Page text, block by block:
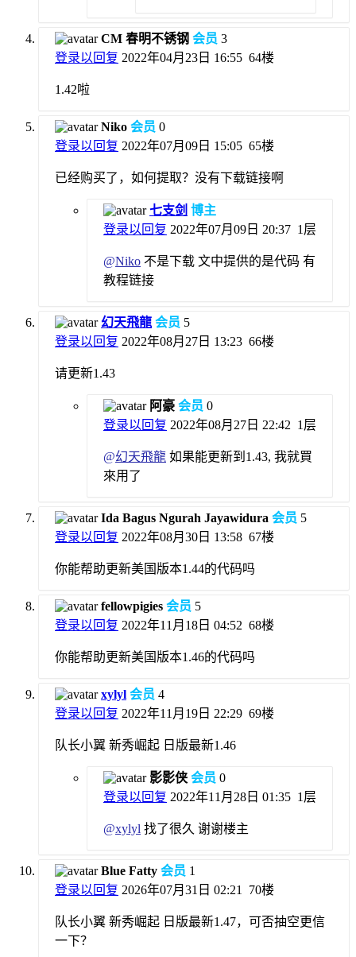
CM 春明不锈钢 会员 3
登录以回复 2022年04月23日 16:55 64楼
1.42啦
Niko 会员 0
登录以回复 2022年07月09日 15:05 65楼
已经购买了，如何提取？没有下载链接啊
七支剑 博主
登录以回复 2022年07月09日 20:37 1层
@Niko 不是下载 文中提供的是代码 有
教程链接
幻天飛龍 会员 5
登录以回复 2022年08月27日 13:23 66楼
请更新1.43
阿豪 会员 0
登录以回复 2022年08月27日 22:42 1层
@幻天飛龍 如果能更新到1.43, 我就買
來用了
Ida Bagus Ngurah Jayawidura 会员 5
登录以回复 2022年08月30日 13:58 67楼
你能帮助更新美国版本1.44的代码吗
fellowpigies 会员 5
登录以回复 2022年11月18日 04:52 68楼
你能帮助更新美国版本1.46的代码吗
xylyl 会员 4
登录以回复 2022年11月19日 22:29 69楼
队长小翼 新秀崛起 日版最新1.46
影影侠 会员 0
登录以回复 2022年11月28日 01:35 1层
@xylyl 找了很久 谢谢楼主
Blue Fatty 会员 1
登录以回复 2026年07月31日 02:21 70楼
队长小翼 新秀崛起 日版最新1.47，可否抽空更信
一下？